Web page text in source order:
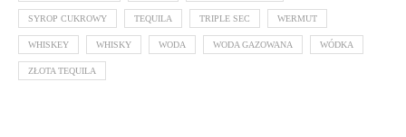
SYROP CUKROWY TEQUILA TRIPLE SEC WERMUT
WHISKEY WHISKY WODA WODA GAZOWANA WÓDKA
ZŁOTA TEQUILA